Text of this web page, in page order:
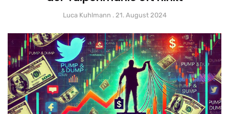
Luca Kuhlmann 21. August 2024